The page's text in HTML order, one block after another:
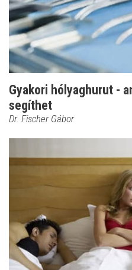
Gyakori hólyaghurut -
segíthet
Dr. Fischer Gábor